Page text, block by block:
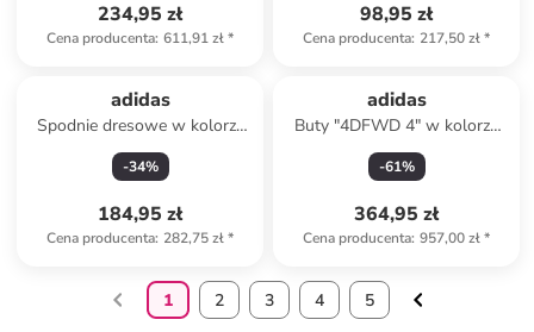
234,95 zł
Cena producenta: 611,91 zł*
98,95 zł
Cena producenta: 217,50 zł*
adidas
Spodnie dresowe w kolorze
niebieskim
-34%
184,95 zł
Cena producenta: 282,75 zł*
adidas
Buty "4DFWD 4" w kolorze
czarnym do biegania
-61%
364,95 zł
Cena producenta: 957,00 zł*
1 2 3 4 5